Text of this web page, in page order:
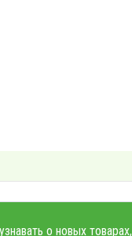
о новых товарах,